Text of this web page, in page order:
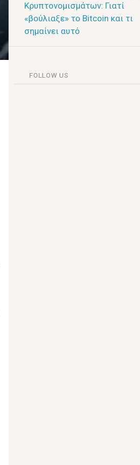
Κρυπτονομισμάτων: Γιατί
«βούλιαξε» το Bitcoin και τι
σημαίνει αυτό
FOLLOW US